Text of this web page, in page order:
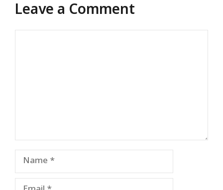
Leave a Comment
Name
Email